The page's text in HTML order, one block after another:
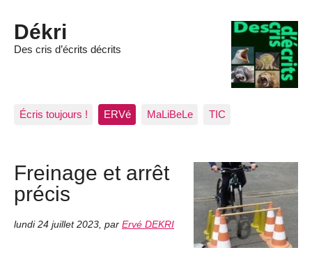
Dékri
Des cris d’écrits décrits
Écris toujours ! ERVé MaLiBeLe TIC
Freinage et arrêt
précis
lundi 24 juillet 2023, par Ervé DEKRI